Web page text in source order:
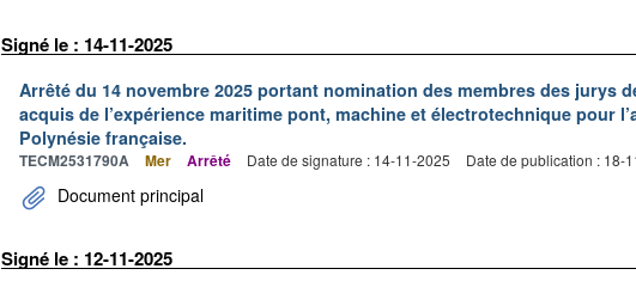
Signé le : 14-11-2025
Arrêté du 14 novembre 2025 portant nomination des membres des jurys
acquis de l’expérience maritime pont, machine et électrotechnique pour
Polynésie française.
TECM2531790A Mer Arrêté Date de signature : 14-11-2025 Date de publication : 18-
Document principal
Signé le : 12-11-2025